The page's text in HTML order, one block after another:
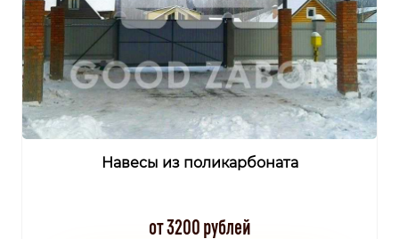
Навесы из поликарбоната
от 3200 рублей